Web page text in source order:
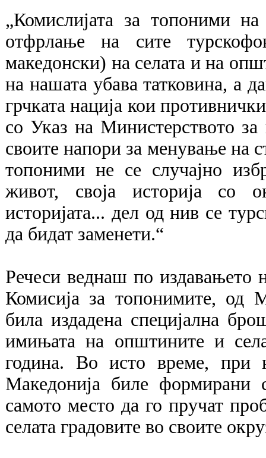
„Комислијата за топоними
отфрлање на сите
македонски) на селата и на
на нашата убава татковина, а
грчката нација кои
со Указ на Министерството
своите напори за менување на
топоними не се случајно
живот, своја историја со
историјата... дел од нив се
да бидат заменети.“
Речеси веднаш по издавањето
Комисија за топонимите, од
била издадена специјална
имињата на општините и
година. Во исто време, при
Македонија биле формирани
самото место да го пручат
селата градовите во своите